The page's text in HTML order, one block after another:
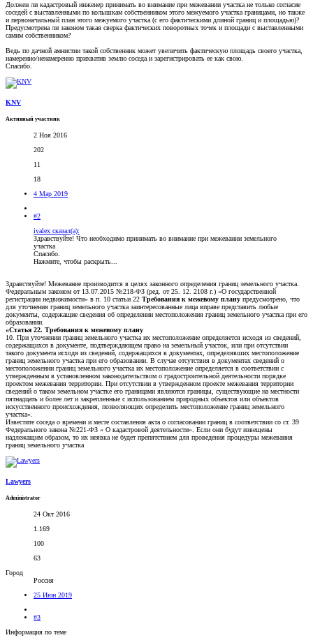
Должен ли кадастровый инженер принимать во внимание при межевании участка не только согласие
соседей с выставленными по колышкам собственником этого межуемого участка границами, но также
и первоначальный план этого межуемого участка (с его фактическими длиной границ и площадью)?
Предусмотрена ли законом такая сверка фактических поворотных точек и площади с выставленными
самим собственником?
Ведь по дачной амнистии такой собственник может увеличить фактическую площадь своего участка,
намеренно/ненамеренно прихватив землю соседа и зарегистрировать ее как свою.
Спасибо.
KNV
Активный участник
2 Ноя 2016
202
11
18
4 Мар 2019
#2
ivalex сказал(а):
Здравствуйте! Что необходимо принимать во внимание при межевании земельного
участка
Спасибо.
Нажмите, чтобы раскрыть...
Здравствуйте! Межевание производится в целях законного определения границ земельного участка.
Федеральным законом от 13.07.2015 №218-ФЗ (ред. от 25. 12. 2108 г.) «О государственной
регистрации недвижимости» в п. 10 статьи 22 Требования к межевому плану предусмотрено, что
для уточнения границ земельного участка заинтересованные лица вправе представить любые
документы, содержащие сведения об определении местоположения границ земельного участка при его
образовании.
«Статья 22. Требования к межевому плану
10. При уточнении границ земельного участка их местоположение определяется исходя из сведений,
содержащихся в документе, подтверждающем право на земельный участок, или при отсутствии
такого документа исходя из сведений, содержащихся в документах, определявших местоположение
границ земельного участка при его образовании. В случае отсутствия в документах сведений о
местоположении границ земельного участка их местоположение определяется в соответствии с
утвержденным в установленном законодательством о градостроительной деятельности порядке
проектом межевания территории. При отсутствии в утвержденном проекте межевания территории
сведений о таком земельном участке его границами являются границы, существующие на местности
пятнадцать и более лет и закрепленные с использованием природных объектов или объектов
искусственного происхождения, позволяющих определить местоположение границ земельного
участка».
Известите соседа о времени и месте составления акта о согласовании границ в соответствии со ст. 39
Федерального закона №221-ФЗ « О кадастровой деятельности». Если они будут извещены
надлежащим образом, то их неявка не будет препятствием для проведения процедуры межевания
границ земельного участка
Lawyers
Administrator
24 Окт 2016
1.169
100
63
Город
Россия
25 Июн 2019
#3
Информация по теме